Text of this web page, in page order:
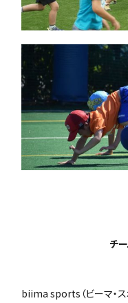
チ
biima sports（ビーマ・